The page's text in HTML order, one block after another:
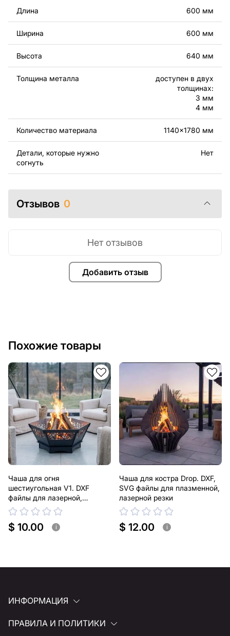
Вы можете использовать файлы для создания
готовых изделий как для личного, так и для
коммерческого использования, включая продажу
готовых изделий, изготовленных по этим чертежам.
Подчеркиваем, что перепродажа и распространение
этих оригинальных или отредактированных файлов
запрещены.
За дополнительную плату мы можем добавить любой
текст, изображение, логотип вашей компании или
внести другие изменения в дизайн изделия. Если вам
нужно, чтобы мы выполнили индивидуальный чертеж
изделия из металла для вас, пожалуйста, свяжитесь
с нами.
Если у вас остались вопросы или вам нужна помощь,
свяжитесь с нами в любое время, мы всегда готовы
помочь.
Длина 600 мм
Ширина 600 мм
Высота 640 мм
Толщина металла
доступен в двух
толщинах:
3 мм
4 мм
Количество материала 1140x1780 мм
Детали, которые нужно
согнуть
Нет
Отзывов 0
Добавить отзыв
Нет отзывов
Похожие товары
Чаша для огня
шестиугольная V1. DXF
файлы для лазерной,
плазменной резки
$ 10.00 i
Чаша для костра Drop. DXF,
SVG файлы для плазменной,
лазерной резки
$ 12.00 i
ИНФОРМАЦИЯ
ПРАВИЛА И ПОЛИТИКИ